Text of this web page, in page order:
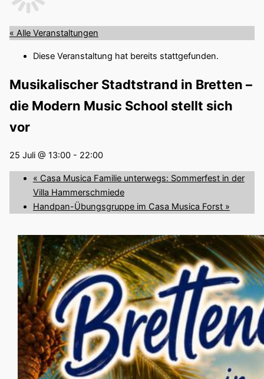
« Alle Veranstaltungen
Diese Veranstaltung hat bereits stattgefunden.
Musikalischer Stadtstrand in Bretten –
die Modern Music School stellt sich
vor
25 Juli @ 13:00- 22:00
« Casa Musica Familie unterwegs: Sommerfest in der
Villa Hammerschmiede
Handpan-Übungsgruppe im Casa Musica Forst »